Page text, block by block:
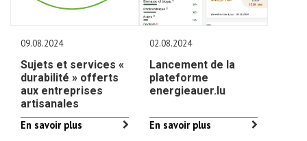
09.08.2024
Sujets et services «
durabilité » offerts
aux entreprises
artisanales
En savoir plus
02.08.2024
Lancement de la
plateforme
energieauer.lu
En savoir plus